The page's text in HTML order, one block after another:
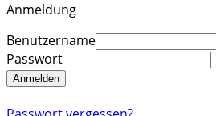
Anmeldung
Benutzername
Passwort
Anmelden